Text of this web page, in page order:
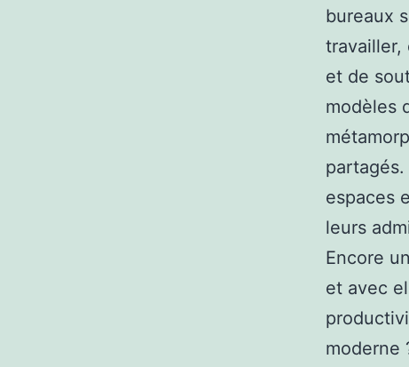
bureaux
travailler,
et de
modèles
espaces
leurs
Encore
et avec
moderne